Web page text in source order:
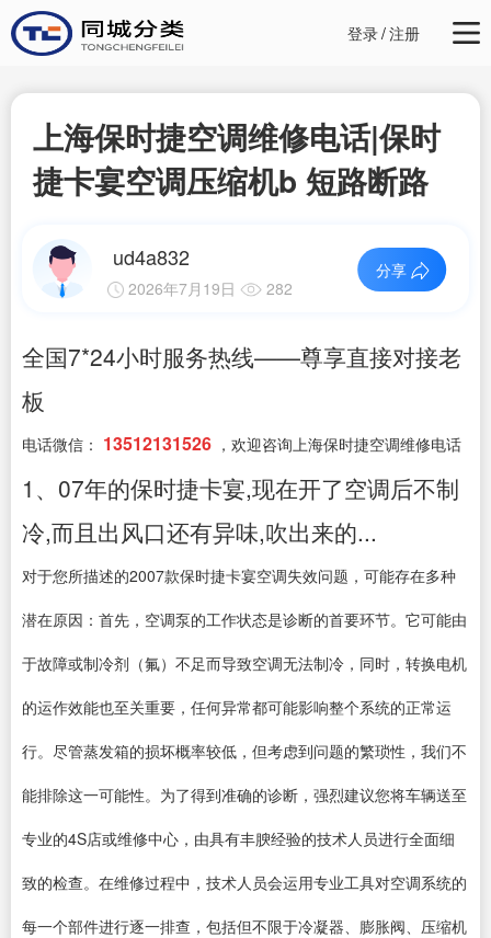
登录/注册
上海保时捷空调维修电话|保时
捷卡宴空调压缩机b 短路断路
ud4a832
2026年7月19日 282
分享
全国7*24小时服务热线——尊享直接对接老
板
电话微信： 13512131526 ，欢迎咨询上海保时捷空调维修电话
1、07年的保时捷卡宴,现在开了空调后不制
冷,而且出风口还有异味,吹出来的...
对于您所描述的2007款保时捷卡宴空调失效问题，可能存在多种
潜在原因：首先，空调泵的工作状态是诊断的首要环节。它可能由
于故障或制冷剂（氟）不足而导致空调无法制冷，同时，转换电机
的运作效能也至关重要，任何异常都可能影响整个系统的正常运
行。尽管蒸发箱的损坏概率较低，但考虑到问题的繁琐性，我们不
能排除这一可能性。为了得到准确的诊断，强烈建议您将车辆送至
专业的4S店或维修中心，由具有丰腴经验的技术人员进行全面细
致的检查。在维修过程中，技术人员会运用专业工具对空调系统的
每一个部件进行逐一排查，包括但不限于冷凝器、膨胀阀、压缩机